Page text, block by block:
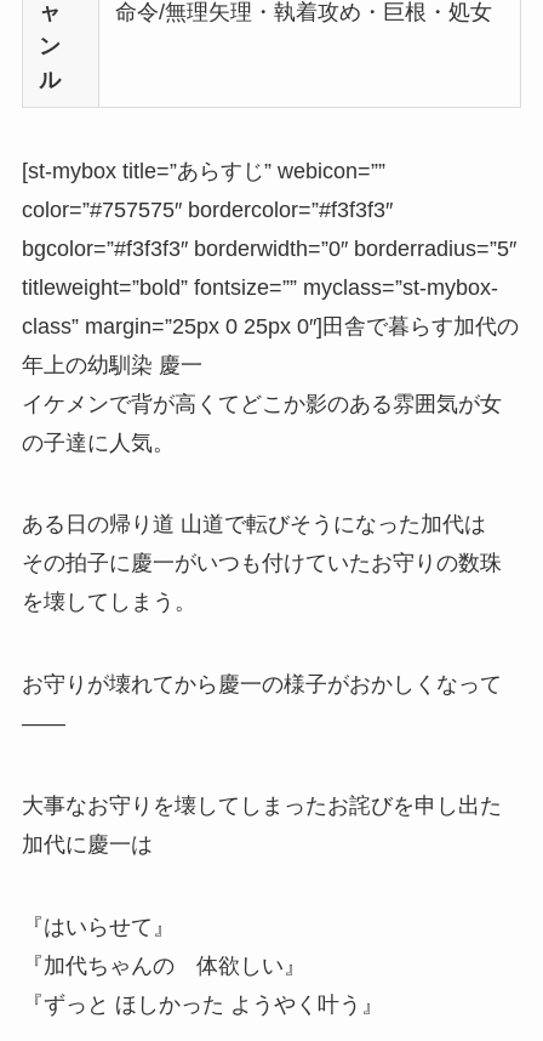
ャ
ン
ル
命令/無理矢理・執着攻め・巨根・処女
[st-mybox title=”あらすじ” webicon=””
color=”#757575″ bordercolor=”#f3f3f3″
bgcolor=”#f3f3f3″ borderwidth=”0″ borderradius=”5″
titleweight=”bold” fontsize=”” myclass=”st-mybox-
class” margin=”25px 0 25px 0″]田舎で暮らす加代の
年上の幼馴染 慶一
イケメンで背が高くてどこか影のある雰囲気が女
の子達に人気。
ある日の帰り道 山道で転びそうになった加代は
その拍子に慶一がいつも付けていたお守りの数珠
を壊してしまう。
お守りが壊れてから慶一の様子がおかしくなって
――
大事なお守りを壊してしまったお詫びを申し出た
加代に慶一は
『はいらせて』
『加代ちゃんの 体欲しい』
『ずっと ほしかった ようやく叶う』